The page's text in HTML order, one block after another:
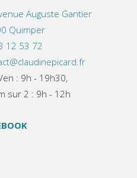
Auguste Gantier
Quimper
12 53 72
: 9h - 19h30,
sur 2 : 9h - 12h